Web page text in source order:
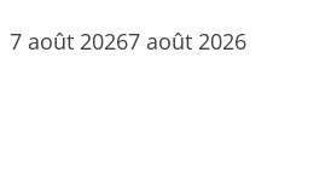
7 août 20267 août 2026